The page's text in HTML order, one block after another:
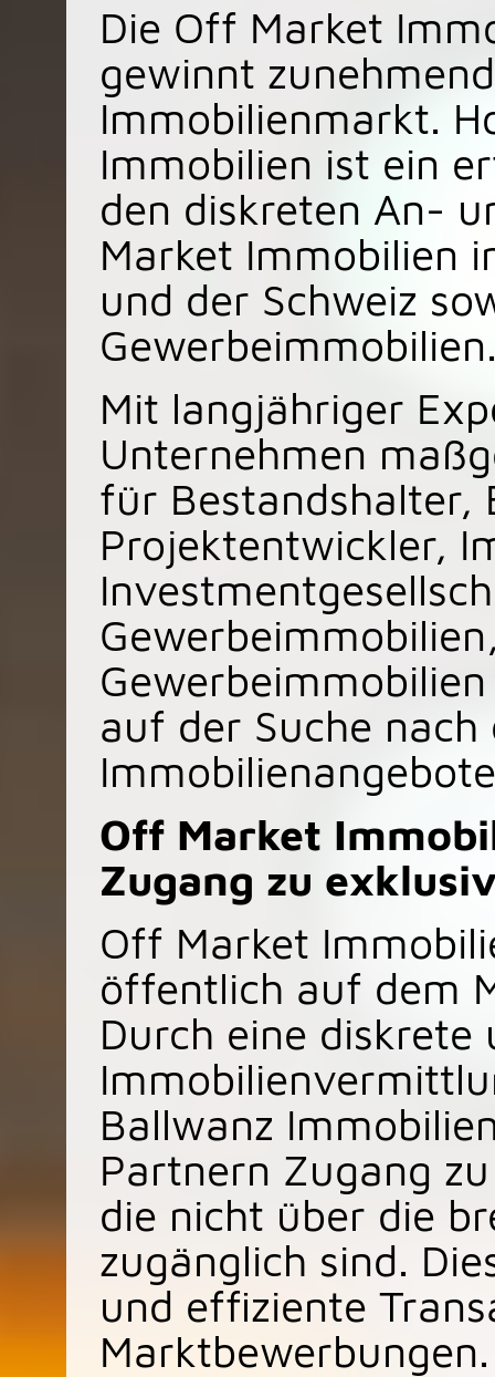
Die Off Market
gewinnt
Immobilienmarkt.
Immobilien ist ein
den diskreten An-
Market Immobilien
und der Schweiz
Mit langjähriger
Unternehmen
für Bestandshalter,
Projektentwickler,
auf der Suche nach
Off Market
Zugang zu
Off Market
öffentlich auf dem
Durch eine
Ballwanz
Partnern Zugang
die nicht über die
zugänglich sind.
und effiziente
Marktbewerbungen.